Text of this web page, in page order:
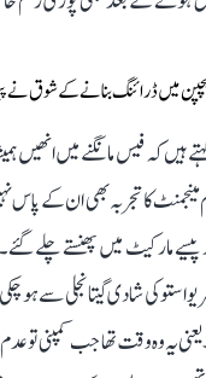
ہیں کہ فیس مانگنے میں انھیں
مینجمنٹ کا تجربہ بھی ان کے
پیسے مارکیٹ میں پھنستے چلے
یہ وہ وقت تھا جب کمپنی تو عدم